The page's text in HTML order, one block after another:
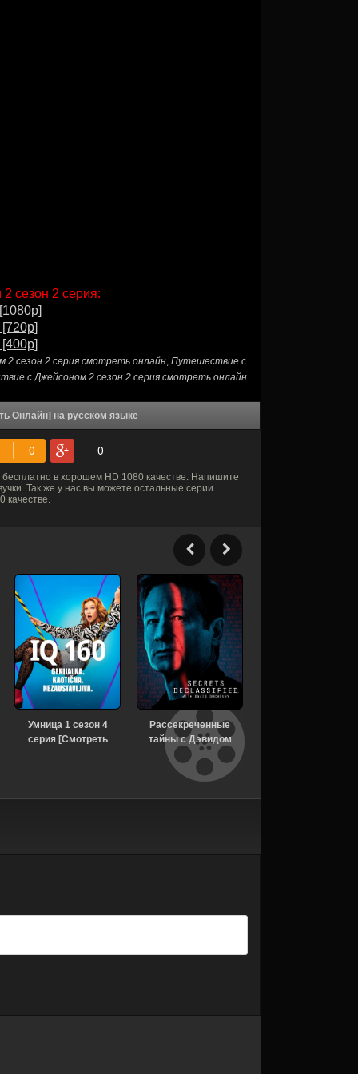
сезон 2 серия:
сезон 2 серия смотреть онлайн, Путешествие с
с Джейсоном 2 сезон 2 серия смотреть онлайн
Онлайн] на русском языке
бесплатно в хорошем HD 1080 качестве. Напишите
Так же у нас вы можете остальные серии
качестве.
Умница 1 сезон 4
серия [Смотреть
Рассекреченные
тайны с Дэвидом
Духовны 2 сезон 18
серия [Смотреть
Онлайн]